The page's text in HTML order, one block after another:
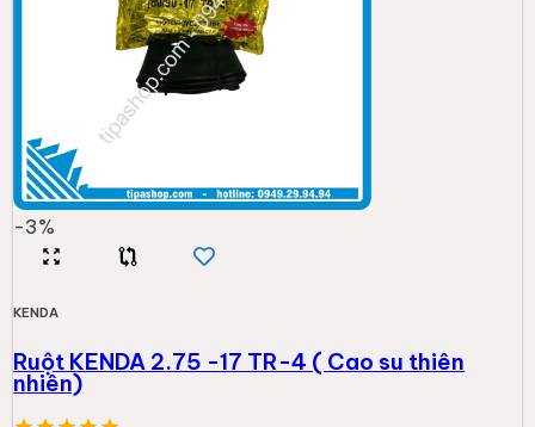
-3%
KENDA
Ruột KENDA 2.75 -17 TR-4 ( Cao su thiên
nhiên)